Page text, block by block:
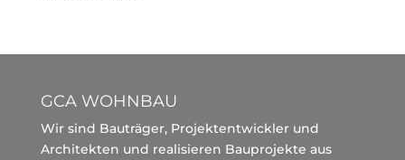
GCA WOHNBAU
Wir sind Bauträger, Projektentwickler und
Architekten und realisieren Bauprojekte aus